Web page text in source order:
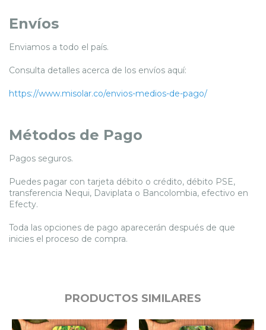
Envíos
Enviamos a todo el país.
Consulta detalles acerca de los envíos aquí:
https://www.misolar.co/envios-medios-de-pago/
Métodos de Pago
Pagos seguros.
Puedes pagar con tarjeta débito o crédito, débito PSE,
transferencia Nequi, Daviplata o Bancolombia, efectivo en
Efecty.
Toda las opciones de pago aparecerán después de que
inicies el proceso de compra.
PRODUCTOS SIMILARES